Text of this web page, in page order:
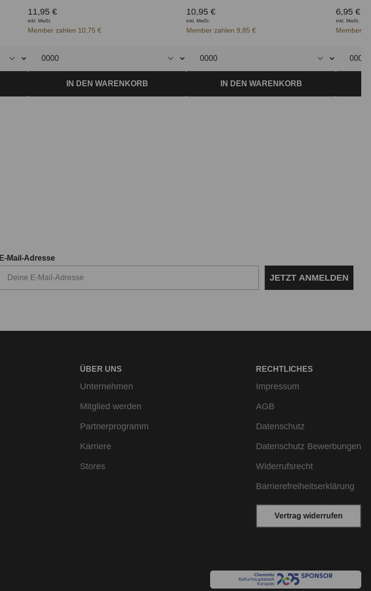
11,95 €
inkl. MwSt.
Member zahlen 10,75 €
IN DEN WARENKORB
10,95 €
inkl. MwSt.
Member zahlen 9,85 €
IN DEN WARENKORB
6,95 €
inkl. MwSt.
Member
E-Mail-Adresse
JETZT ANMELDEN
ÜBER UNS
Unternehmen
Mitglied werden
Partnerprogramm
Karriere
Stores
RECHTLICHES
Impressum
AGB
Datenschutz
Datenschutz Bewerbungen
Widerrufsrecht
Barrierefreiheitserklärung
Vertrag widerrufen